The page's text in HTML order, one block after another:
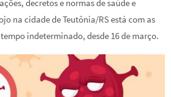
decretos e normas de saúde e
na cidade de Teutônia/RS está com as
indeterminado, desde 16 de março.